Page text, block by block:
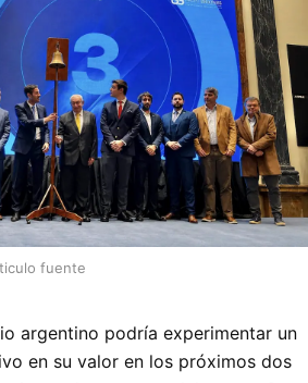
fuente
argentino podría experimentar un
en su valor en los próximos dos